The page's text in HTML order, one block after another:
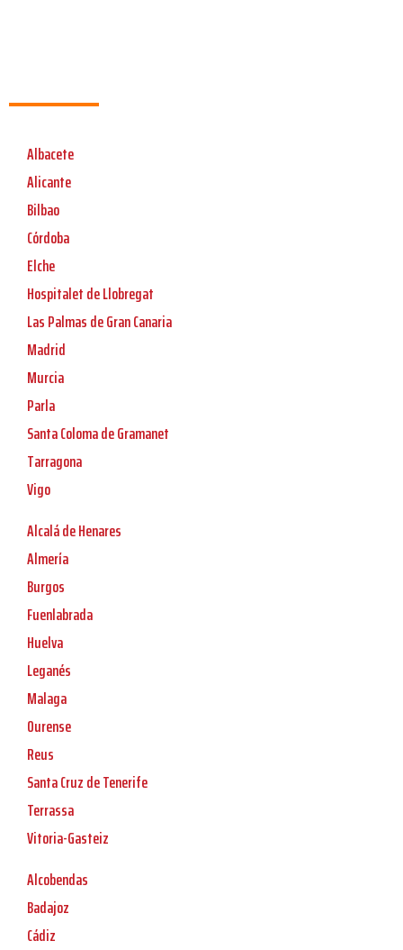
Albacete
Alicante
Bilbao
Córdoba
Elche
Hospitalet de Llobregat
Las Palmas de Gran Canaria
Madrid
Murcia
Parla
Santa Coloma de Gramanet
Tarragona
Vigo
Alcalá de Henares
Almería
Burgos
Fuenlabrada
Huelva
Leganés
Malaga
Ourense
Reus
Santa Cruz de Tenerife
Terrassa
Vitoria-Gasteiz
Alcobendas
Badajoz
Cádiz